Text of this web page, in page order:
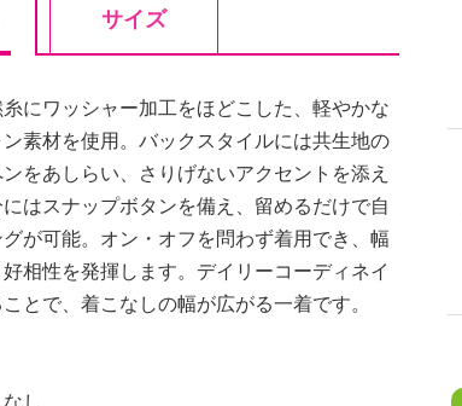
サイズ
にワッシャー加工をほどこした、軽やかな
素材を使用。バックスタイルには共生地の
をあしらい、さりげないアクセントを添え
はスナップボタンを備え、留めるだけで自
が可能。オン・オフを問わず着用でき、幅
相性を発揮します。デイリーコーディネイ
とで、着こなしの幅が広がる一着です。
し